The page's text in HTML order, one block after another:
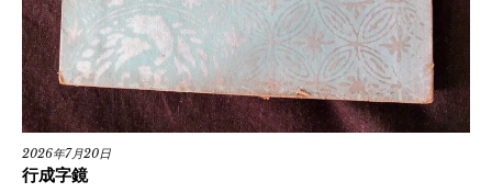
2026年7月20日
行成字鏡